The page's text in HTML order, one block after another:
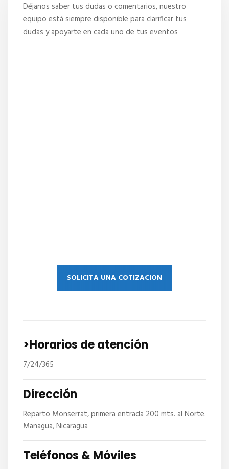
Déjanos saber tus dudas o comentarios, nuestro
equipo está siempre disponible para clarificar tus
dudas y apoyarte en cada uno de tus eventos
SOLICITA UNA COTIZACION
>Horarios de atención
7/24/365
Dirección
Reparto Monserrat, primera entrada 200 mts. al Norte.
Managua, Nicaragua
Teléfonos & Móviles